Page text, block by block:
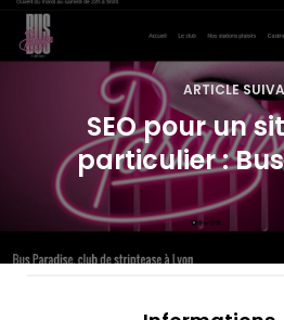
i
e
ARTICLE
SEO pour un
particulier :